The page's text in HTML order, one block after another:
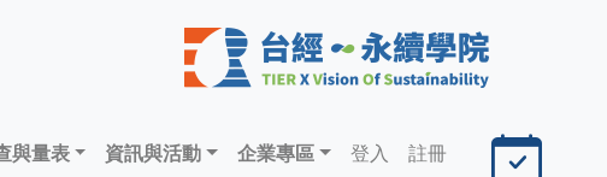
與量表 資訊與活動 企業專區 登入 註冊